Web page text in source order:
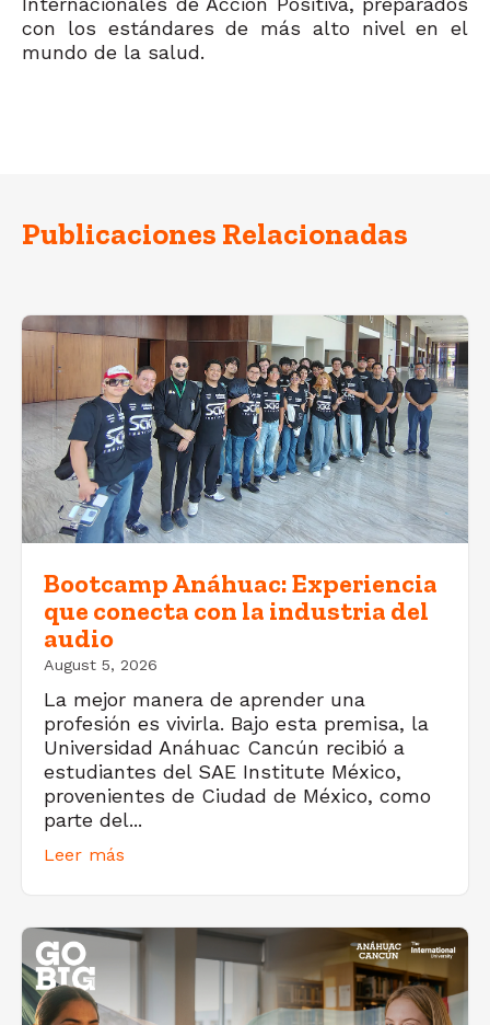
con los estándares de más alto nivel en el
mundo de la salud.
Publicaciones Relacionadas
Bootcamp Anáhuac: Experiencia
que conecta con la industria del
audio
August 5, 2026
La mejor manera de aprender una
profesión es vivirla. Bajo esta premisa, la
Universidad Anáhuac Cancún recibió a
estudiantes del SAE Institute México,
provenientes de Ciudad de México, como
parte del...
Leer más